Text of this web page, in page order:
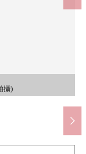
攝)
攝)
攝)
攝)
攝)
攝)
攝)
攝)
攝)
攝)
攝)
(約670m)
約720m)